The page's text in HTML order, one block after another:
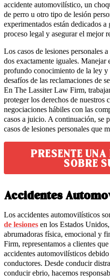
accidente automovilístico, un
de perro u otro tipo de lesión
experimentados están dedicados
proceso legal y asegurar el mejor
Los casos de lesiones personales
dos exactamente iguales. Manejar
profundo conocimiento de la ley y
desafíos de las reclamaciones de
En The Lassiter Law Firm,
proteger los derechos de nuestros
negociaciones hábiles con las
casos a juicio. A continuación, se
casos de lesiones personales que
PRESENTE
SOBRE
Accidentes
Los accidentes automovilísticos
de lesiones en los Estados
abrumadoras física, emocional y
Firm, representamos a clientes
accidentes automovilísticos
conductores. Desde conducir
conducir ebrio, hacemos